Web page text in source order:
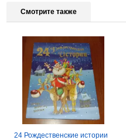
Смотрите также
24 Рождественские истории